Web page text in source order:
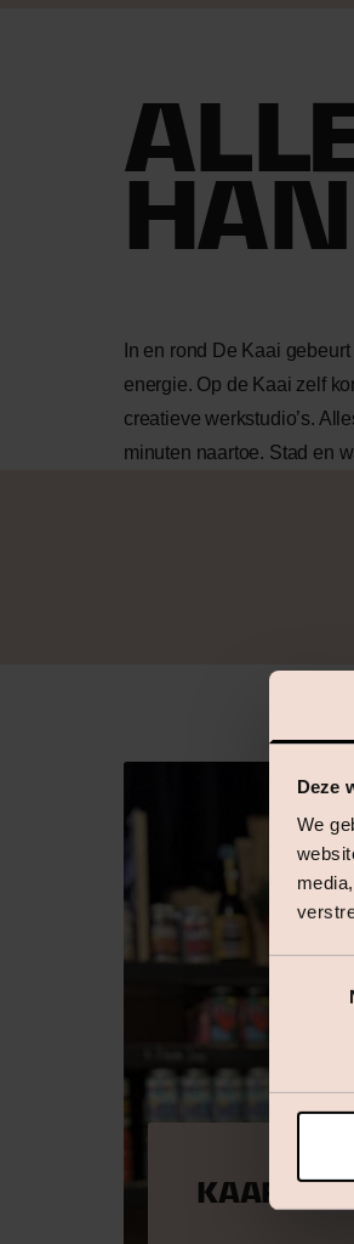
Deze
We
In en rond De Kaai
energie. Op de Kaai zelf
creatieve werkstudio’s.
minuten naartoe. Stad en
KAAPSE